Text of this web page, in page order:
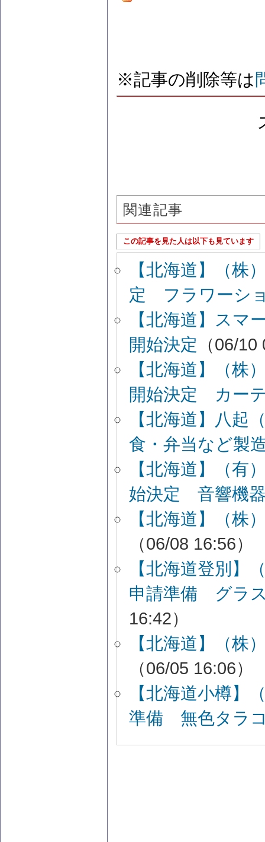
※記事の削除等は
関連記事
この記事を見た人は以下も見ています
【北海道】（株
定 フラワーシ
【北海道】スマ
開始決定 （06/
【北海道】（株
開始決定 カー
【北海道】八
食・弁当など製
【北海道】（有
始決定 音響機
【北海道】（株
（06/08 16:56）
【北海道登別】
申請準備 グラ
16:42）
【北海道】（株
（06/05 16:06）
【北海道小樽】
準備 無色タラ